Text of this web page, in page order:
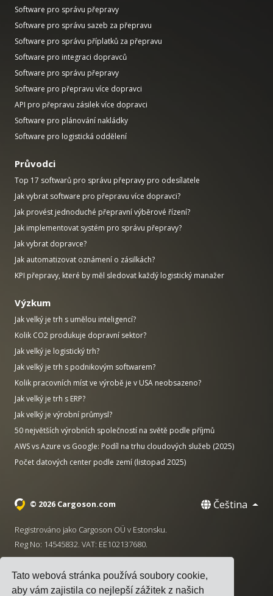
Tato webová stránka používá soubory cookie,
aby vám zajistila co nejlepší zážitek z našich
Software pro správu přepravy
Software pro správu sazeb za přepravu
Software pro správu příplatků za přepravu
Software pro integraci dopravců
Software pro správu přepravy
Software pro přepravu více dopravci
API pro přepravu zásilek více dopravci
Software pro plánování nakládky
Software pro logistická oddělení
Průvodci
Top 17 softwarů pro správu přepravy pro odesílatele
Jak vybrat software pro přepravu více dopravci?
Jak provést jednoduché přepravní výběrové řízení?
Jak implementovat systém pro správu přepravy?
Jak vybrat dopravce?
Jak automatizovat oznámení o zásilkách?
KPI přepravy, které by měl sledovat každý logistický manažer
Výzkum
Jak velký je trh s umělou inteligencí?
Kolik CO2 produkuje dopravní sektor?
Jak velký je logistický trh?
Jak velký je trh s podnikovým softwarem?
Kolik pracovních míst ve výrobě je v USA neobsazeno?
Jak velký je trh s ERP?
Jak velký je výrobní průmysl?
50 největších výrobních společností na světě podle příjmů
AWS vs Azure vs Google: Podíl na trhu cloudových služeb (2025)
Počet datových center podle zemí (listopad 2025)
© 2026 Cargoson.com Čeština
Registrováno jako Cargoson OÜ v Estonsku.
Reg No: 14545832. VAT: EE102137680.
+372 5555 0028 · hello@cargoson.com